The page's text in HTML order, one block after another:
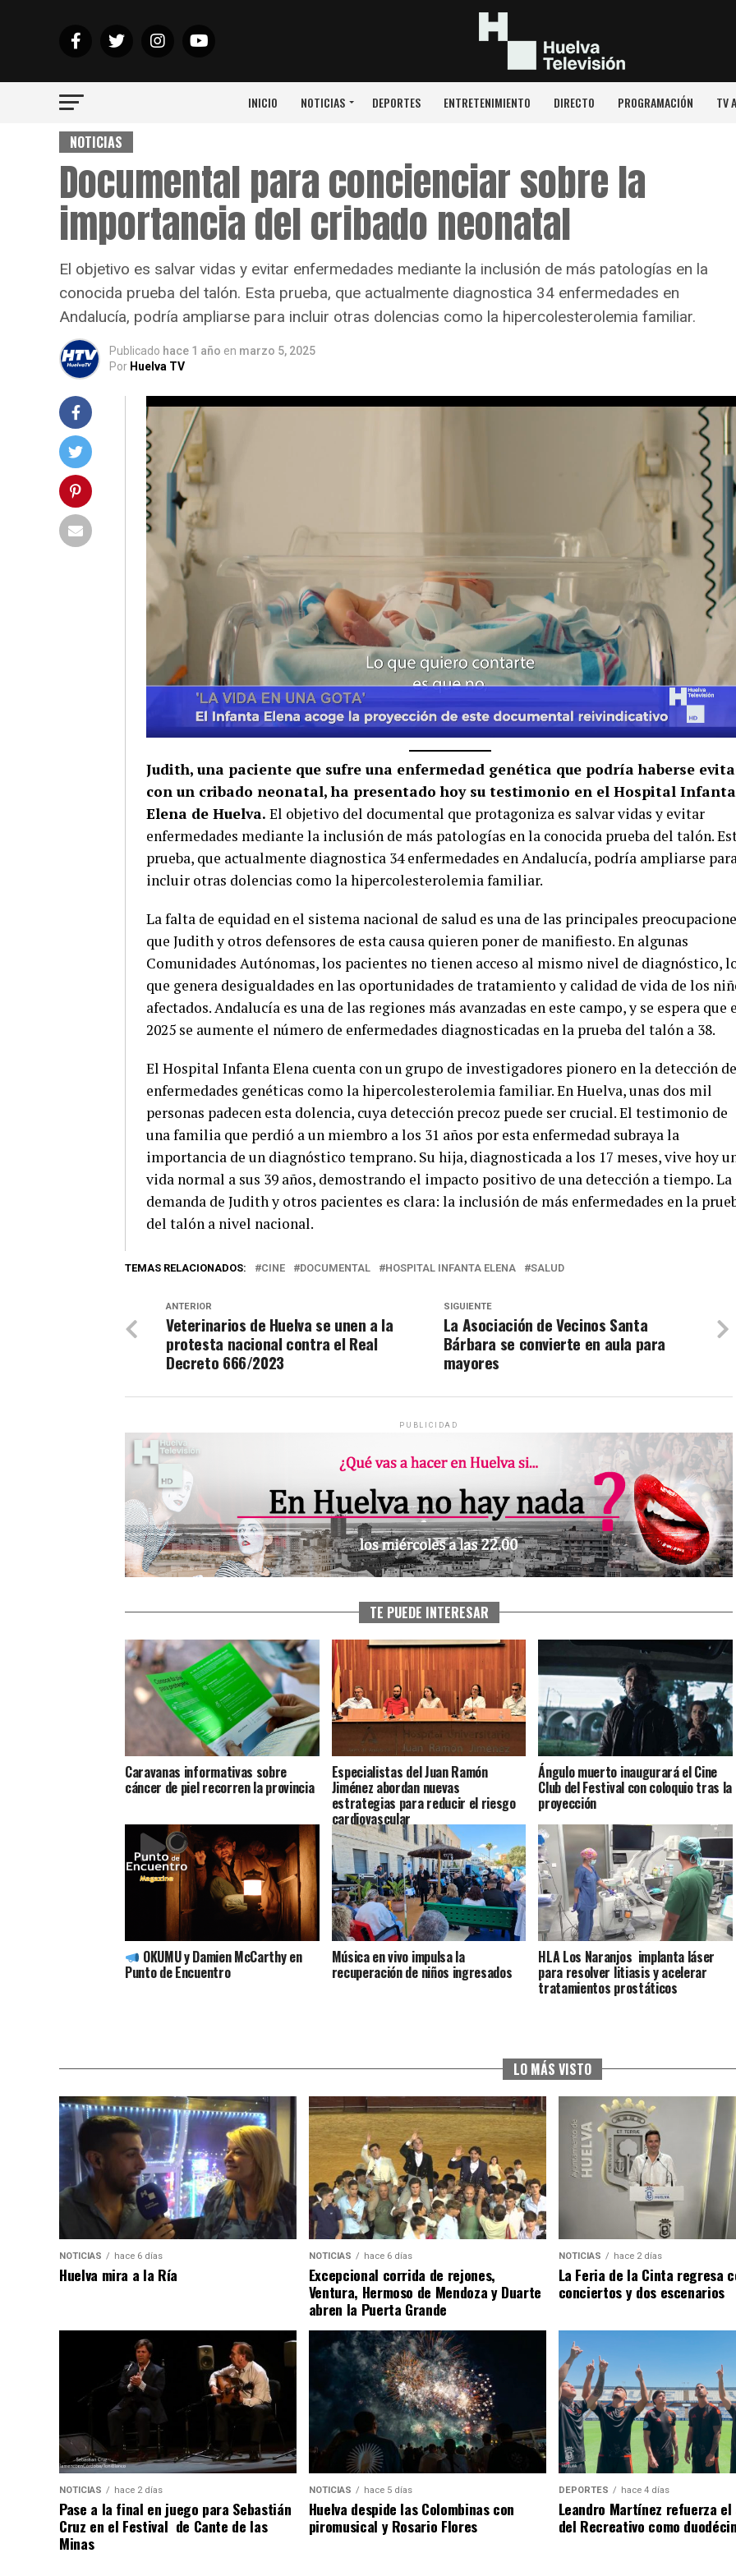
INICIO NOTICIAS DEPORTES ENTRETENIMIENTO DIRECTO PROGRAMACIÓN TV
NOTICIAS
Documental para concienciar sobre la
importancia del cribado neonatal
El objetivo es salvar vidas y evitar enfermedades mediante la inclusión de más patologías en la
conocida prueba del talón. Esta prueba, que actualmente diagnostica 34 enfermedades en
Andalucía, podría ampliarse para incluir otras dolencias como la hipercolesterolemia familiar.
Publicado hace 1 año en marzo 5, 2025
Por Huelva TV
Judith, una paciente que sufre una enfermedad genética que podría haberse
con un cribado neonatal, ha presentado hoy su testimonio en el Hospital Infanta
Elena de Huelva. El objetivo del documental que protagoniza es salvar vidas y evitar
enfermedades mediante la inclusión de más patologías en la conocida prueba del talón.
prueba, que actualmente diagnostica 34 enfermedades en Andalucía, podría ampliarse
incluir otras dolencias como la hipercolesterolemia familiar.
La falta de equidad en el sistema nacional de salud es una de las principales
que Judith y otros defensores de esta causa quieren poner de manifiesto. En algunas
Comunidades Autónomas, los pacientes no tienen acceso al mismo nivel de diagnóstico,
que genera desigualdades en las oportunidades de tratamiento y calidad de vida de los
afectados. Andalucía es una de las regiones más avanzadas en este campo, y se espera que
2025 se aumente el número de enfermedades diagnosticadas en la prueba del talón a 38.
El Hospital Infanta Elena cuenta con un grupo de investigadores pionero en la detección de
enfermedades genéticas como la hipercolesterolemia familiar. En Huelva, unas dos mil
personas padecen esta dolencia, cuya detección precoz puede ser crucial. El testimonio de
una familia que perdió a un miembro a los 31 años por esta enfermedad subraya la
importancia de un diagnóstico temprano. Su hija, diagnosticada a los 17 meses, vive hoy
vida normal a sus 39 años, demostrando el impacto positivo de una detección a tiempo. La
demanda de Judith y otros pacientes es clara: la inclusión de más enfermedades en la
del talón a nivel nacional.
TEMAS RELACIONADOS: CINE DOCUMENTAL HOSPITAL INFANTA ELENA SALUD
SIGUIENTE
La Asociación de Vecinos Santa
Bárbara se convierte en aula para
mayores
ANTERIOR
Veterinarios de Huelva se unen a la
protesta nacional contra el Real
Decreto 666/2023
PUBLICIDAD
TE PUEDE INTERESAR
Caravanas informativas sobre
cáncer de piel recorren la provincia
Especialistas del Juan Ramón
Jiménez abordan nuevas
estrategias para reducir el riesgo
cardiovascular
Ángulo muerto inaugurará el Cine
Club del Festival con coloquio tras la
proyección
OKUMU y Damien McCarthy en
Punto de Encuentro
Música en vivo impulsa la
recuperación de niños ingresados
HLA Los Naranjos implanta láser
para resolver litiasis y acelerar
tratamientos prostáticos
LO MÁS VISTO
NOTICIAS hace 6 días
Huelva mira a la Ría
NOTICIAS hace 6 días
Excepcional corrida de rejones,
Ventura, Hermoso de Mendoza y Duarte
abren la Puerta Grande
NOTICIAS hace 2 días
La Feria de la Cinta regresa
conciertos y dos escenarios
NOTICIAS hace 2 días
Pase a la final en juego para Sebastián
Cruz en el Festival de Cante de las
Minas
NOTICIAS hace 5 días
Huelva despide las Colombinas con
piromusical y Rosario Flores
DEPORTES hace 4 días
Leandro Martínez refuerza el
del Recreativo como